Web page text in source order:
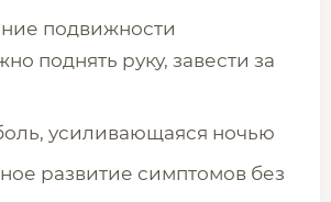
подвижности
поднять руку, завести за
усиливающаяся ночью
развитие симптомов без